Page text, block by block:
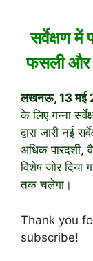
सर्वेक्षण में
फसली और
लखनऊ, 13 मई
के लिए गन्ना
द्वारा जारी नई
अधिक
विशेष जोर
तक चलेगा।
Thank you
subscribe!